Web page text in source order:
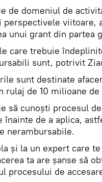
de domeniul de
perspectivele viitoare,
unui grant din partea
care trebuie
sunt, potrivit
sunt destinate
rulaj de 10 milioane
să cunoști procesul
de a aplica,
nerambursabile.
şi la un expert care
ta are şanse să
procesului de